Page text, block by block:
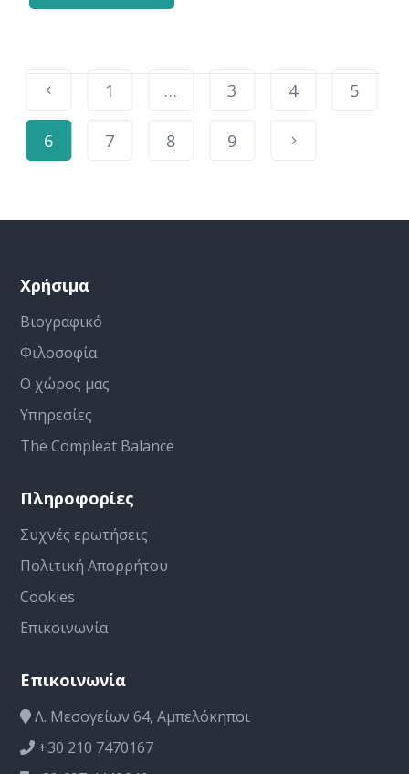
1 … 3 4 5
6 7 8 9
Χρήσιμα
Βιογραφικό
Φιλοσοφία
Ο χώρος μας
Υπηρεσίες
The Compleat Balance
Πληροφορίες
Συχνές ερωτήσεις
Πολιτική Απορρήτου
Cookies
Επικοινωνία
Επικοινωνία
Λ. Μεσογείων 64, Αμπελόκηποι
+30 210 7470167